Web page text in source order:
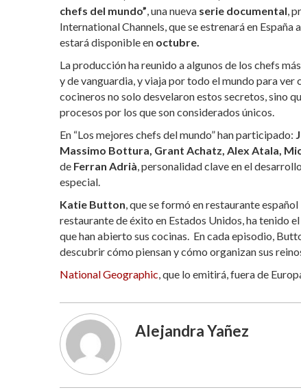
at
s
A
p
p
e
b
o
o
k
itt
er
m
p
ar
ti
r
chefs del mundo” , una nueva serie documental ,
International Channels, que se estrenará en
estará disponible en octubre.
La producción ha reunido a algunos de los chefs
y de vanguardia, y viaja por todo el mundo para
cocineros no solo desvelaron estos secretos, sino
procesos por los que son considerados únicos.
En “Los mejores chefs del mundo” han participado:
Massimo Bottura, Grant Achatz, Alex Atala,
de Ferran Adrià , personalidad clave en el
especial.
Katie Button , que se formó en restaurante
restaurante de éxito en Estados Unidos, ha tenido
que han abierto sus cocinas. En cada episodio,
descubrir cómo piensan y cómo organizan sus
National Geographic , que lo emitirá, fuera de
Alejandra Yañez